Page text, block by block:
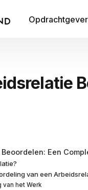
Een
van een
van het Werk